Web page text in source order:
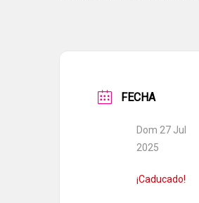
FECHA
Dom 27 Jul
2025
¡Caducado!